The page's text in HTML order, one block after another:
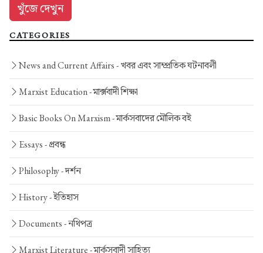
CATEGORIES
News and Current Affairs -খবর এবং সাম্প্রতিক ঘটনাবলী
Marxist Education -মার্ক্সবাদী শিক্ষা
Basic Books On Marxism -মার্কসবাদের মৌলিক বই
Essays -প্রবন্ধ
Philosophy -দর্শন
History -ইতিহাস
Documents -নথিপত্র
Marxist Literature -মার্কসবাদী সাহিত্য